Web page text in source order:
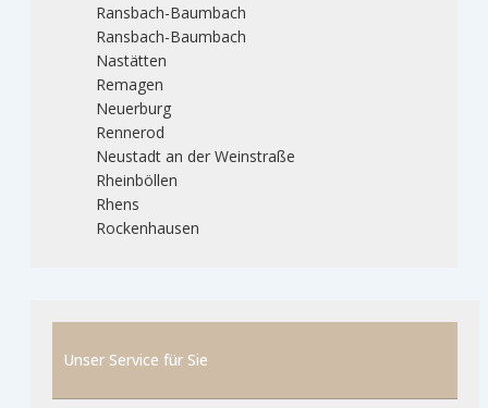
Ransbach-Baumbach
Ransbach-Baumbach
Nastätten
Remagen
Neuerburg
Rennerod
Neustadt an der Weinstraße
Rheinböllen
Rhens
Rockenhausen
Unser Service für Sie